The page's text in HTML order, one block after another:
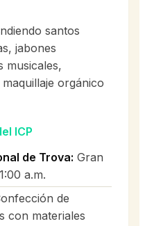
santos
jabones
musicales,
orgánico
ICP
de Trova: Gran
a.m.
de
con materiales